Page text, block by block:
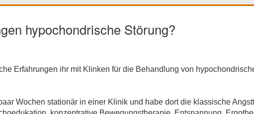
hypochondrische Störung?
Erfahrungen ihr mit Klinken für die Behandlung von
Wochen stationär in einer Klinik und habe dort die klassische